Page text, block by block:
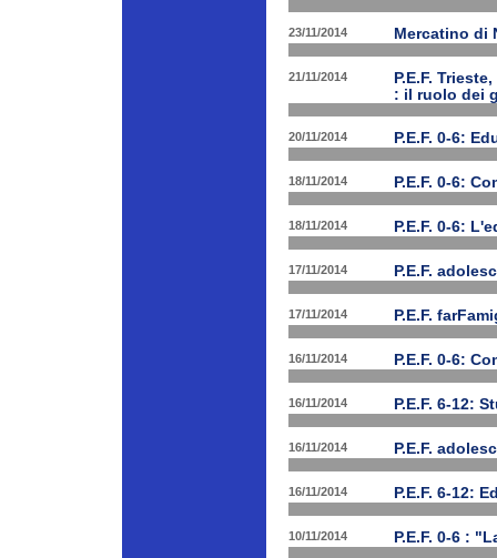
23/11/2014 Mercatino di
21/11/2014
P.E.F.
: il ruolo dei
20/11/2014 P.E.F. 0-6:
18/11/2014 P.E.F. 0-6:
18/11/2014 P.E.F. 0-6:
17/11/2014 P.E.F.
17/11/2014 P.E.F.
16/11/2014 P.E.F. 0-6:
16/11/2014 P.E.F. 6-12:
16/11/2014 P.E.F.
16/11/2014 P.E.F. 6-12:
10/11/2014 P.E.F. 0-6 :